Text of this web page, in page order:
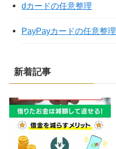
dカードの任意整理
PayPayカードの任意整理
新着記事